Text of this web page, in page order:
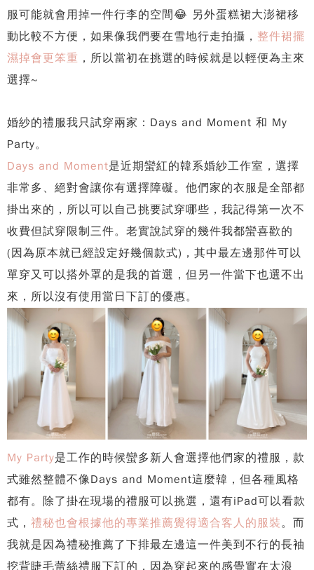
服可能就會用掉一件行李的空間😂 另外蛋糕裙大澎裙移
動比較不方便，如果像我們要在雪地行走拍攝， 整件裙擺
濕掉會更笨重 ，所以當初在挑選的時候就是以輕便為主來
選擇~
婚紗的禮服我只試穿兩家：Days and Moment 和 My
Party。
Days and Moment是近期蠻紅的韓系婚紗工作室，選擇
非常多、絕對會讓你有選擇障礙。他們家的衣服是全部都
掛出來的，所以可以自己挑要試穿哪些，我記得第一次不
收費但試穿限制三件。老實說試穿的幾件我都蠻喜歡的
(因為原本就已經設定好幾個款式)，其中最左邊那件可以
單穿又可以搭外罩的是我的首選，但另一件當下也選不出
來，所以沒有使用當日下訂的優惠。
My Party是工作的時候蠻多新人會選擇他們家的禮服，款
式雖然整體不像Days and Moment這麼韓，但各種風格
都有。除了掛在現場的禮服可以挑選，還有iPad可以看款
式， 禮秘也會根據他的專業推薦覺得適合客人的服裝。而
我就是因為禮秘推薦了下排最左邊這一件美到不行的長袖
挖背睫毛蕾絲禮服下訂的，因為穿起來的感覺實在太浪